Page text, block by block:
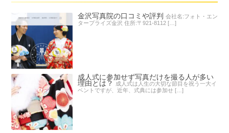
金沢写真院の口コミや評判 会社名:フォト・エン
タープライズ金沢 住所:〒921-8112 […]
成人式に参加せず写真だけを撮る人が多い
理由とは？
成人式は人生の大切な節目を祝う一大イ
ベントですが、近年、式典には参加せ […]